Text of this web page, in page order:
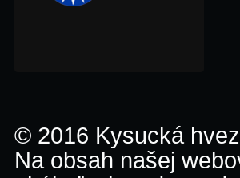
© 2016 Kysucká
Na obsah našej